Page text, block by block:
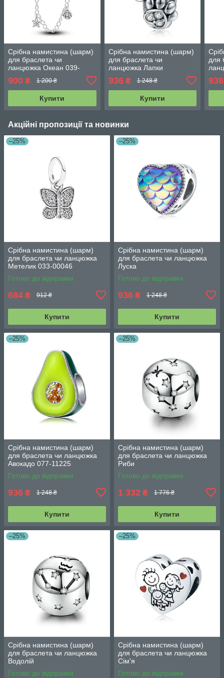
Срібна намистина (шарм)
для браслета чи
ланцюжка Океан 039-
900 ₴ 1 200 ₴
Купити
Срібна намистина (шарм)
для браслета чи
ланцюжка Лапки
936₴ 1 248 ₴
Купити
для
936
Акційні пропозиції та новинки
–25%
Срібна намистина (шарм)
для браслета чи ланцюжка
Метелик 033-00046
Готово до відправки
684 ₴ 912 ₴
Купити
–25%
Срібна намистина (шарм)
для браслета чи ланцюжка
Луска
Готово до відправки
936 ₴ 1 248 ₴
Купити
–25%
Срібна намистина (шарм)
для браслета чи ланцюжка
Авокадо 077-11225
Готово до відправки
936 ₴ 1 248 ₴
Купити
–25%
Срібна намистина (шарм)
для браслета чи ланцюжка
Риби
Готово до відправки
1 332 ₴ 1 776 ₴
Купити
–25%
Срібна намистина (шарм)
для браслета чи ланцюжка
Водолій
Готово до відправки
–25%
Срібна намистина (шарм)
для браслета чи ланцюжка
Сім'я
Готово до відправки